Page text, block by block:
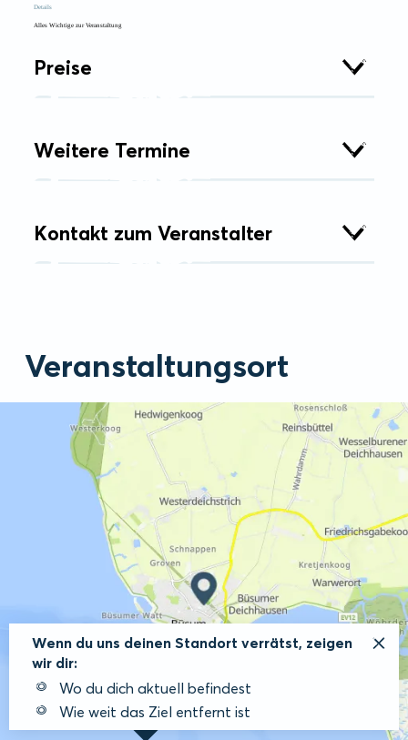
Details
Alles Wichtige zur Veranstaltung
Preise
Weitere Termine
Kontakt zum Veranstalter
Veranstaltungsort
Wenn du uns deinen Standort verrätst, zeigen
wir dir:
Wo du dich aktuell befindest
Wie weit das Ziel entfernt ist